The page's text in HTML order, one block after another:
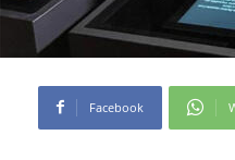
Facebook